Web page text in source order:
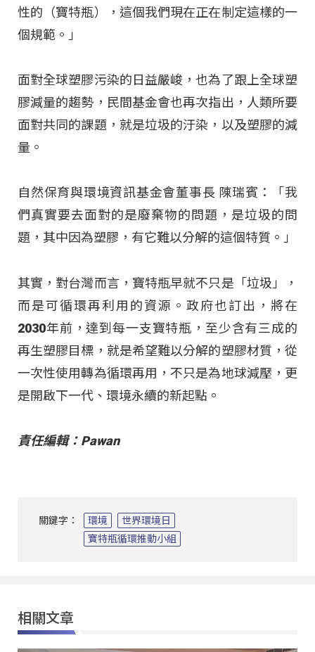
性的（寶特瓶），這個我們現在正在制定這樣的一
個規範。」
面對全球塑膠污染的日益嚴峻，也為了跟上全球塑
膠減量的趨勢，民間基金會也再次指出，人類所要
面對共同的課題，就是垃圾的汙染，以及塑膠的減
量。
自然保育與環境資訊基金會董事長 陳瑞賓：「我
們真實要去面對的是廢棄物的問題，是垃圾的問
題，其中因為塑膠，有它難以分解的這個特質。」
其實，對台灣而言，寶特瓶早就不只是「垃圾」，
而是可循環再利用的資源。政府也訂出，將在
2030年前，達到每一支寶特瓶，至少含有三成的
再生塑膠目標，就是希望難以分解的塑膠材質，從
一次性使用轉為循環再用，不只是為地球減壓，更
是開啟下一代、環境永續的新起點。
責任編輯：Pawan
關鍵字： 環境
世界環境日
寶特瓶循環推動小組
相關文章